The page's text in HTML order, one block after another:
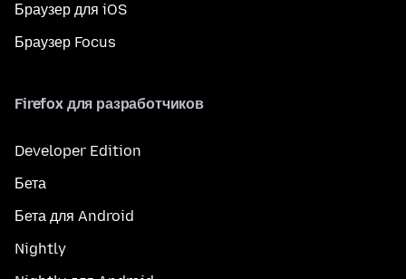
Браузер для iOS
Браузер Focus
Firefox для разработчиков
Developer Edition
Бета
Бета для Android
Nightly